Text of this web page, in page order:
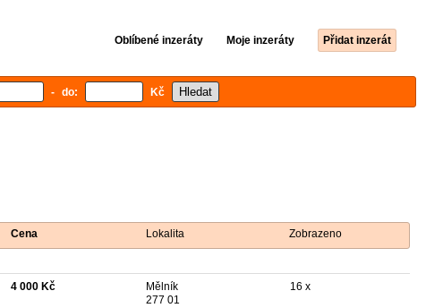
Oblíbené inzeráty Moje inzeráty Přidat inzerát
- do: Kč
Cena Lokalita Zobrazeno
4 000 Kč
Mělník
277 01
16 x